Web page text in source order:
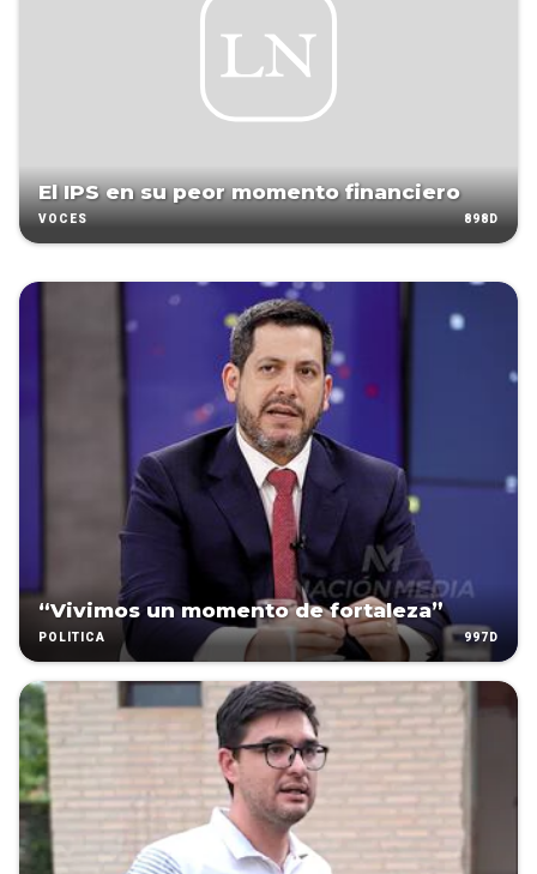
El IPS en su peor momento financiero
VOCES 898D
“Vivimos un momento de fortaleza”
POLÍTICA 997D